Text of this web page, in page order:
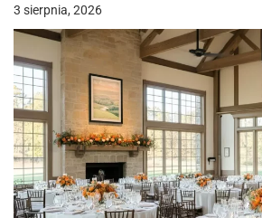
3 sierpnia, 2026